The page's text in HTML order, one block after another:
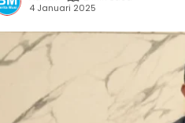
4 Januari 2025